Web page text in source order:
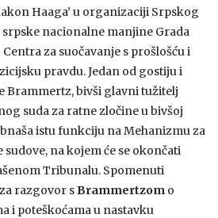
Haaga’ u organizaciji Srpskog
nacionalne manjine Grada
za suočavanje s prošlošću i
pravdu. Jedan od gostiju i
Brammertz, bivši glavni tužitelj
suda za ratne zločine u bivšoj
istu funkciju na Mehanizmu za
na kojem će se okončati
Tribunalu. Spomenuti
razgovor sBrammertzom o
i poteškoćama u nastavku